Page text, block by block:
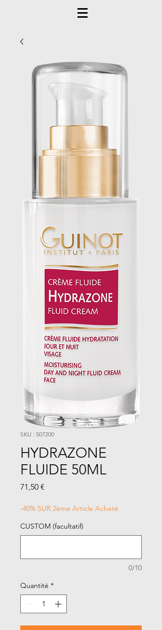
SKU : 507200
HYDRAZONE
FLUIDE 50ML
71,50 €
-40% SUR 2ème Article Acheté
CUSTOM (facultatif)
0/10
Quantité *